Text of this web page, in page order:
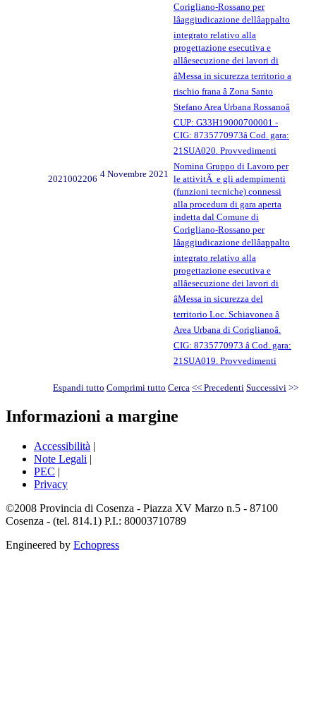
Corigliano-Rossano per
lâaggiudicazione dellâappalto
integrato relativo alla
progettazione esecutiva e
allâesecuzione dei lavori di
âMessa in sicurezza territorio a
rischio frana â Zona Santo
Stefano Area Urbana Rossanoâ
CUP: G33H19000700001 -
CIG: 8735770973â Cod. gara:
21SUA020. Provvedimenti
2021002206 4 Novembre 2021
Nomina Gruppo di Lavoro per
le attivitÃ e gli adempimenti
(funzioni tecniche) connessi
alla procedura di gara aperta
indetta dal Comune di
Corigliano-Rossano per
lâaggiudicazione dellâappalto
integrato relativo alla
progettazione esecutiva e
allâesecuzione dei lavori di
âMessa in sicurezza del
territorio Loc. Schiavonea â
Area Urbana di Coriglianoâ.
CIG: 8735770973 â Cod. gara:
21SUA019. Provvedimenti
Espandi tutto Comprimi tutto Cerca << Precedenti Successivi >>
Informazioni a margine
Accessibilità |
Note Legali |
PEC |
Privacy
©2008 Provincia di Cosenza - Piazza XV Marzo n.5 - 87100
Cosenza - (tel. 814.1) P.I.: 80003710789
Engineered by Echopress